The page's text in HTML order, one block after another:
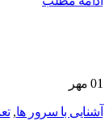
01 مهر
آشنایی با سرور ها,